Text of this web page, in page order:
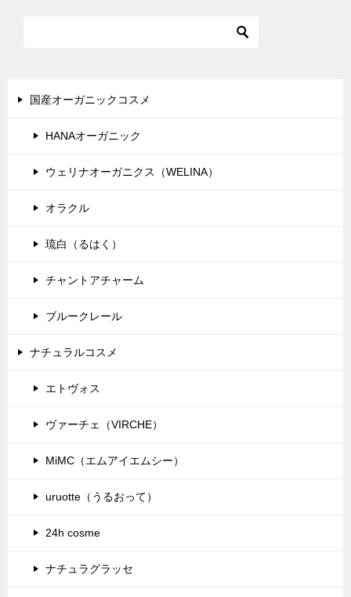
シ
国産オーガニックコスメ
HANAオーガニック
ウェリナオーガニクス（WELINA）
オラクル
琉白（るはく）
チャントアチャーム
ブルークレール
ナチュラルコスメ
エトヴォス
ヴァーチェ（VIRCHE）
MiMC（エムアイエムシー）
uruotte（うるおって）
24h cosme
ナチュラグラッセ